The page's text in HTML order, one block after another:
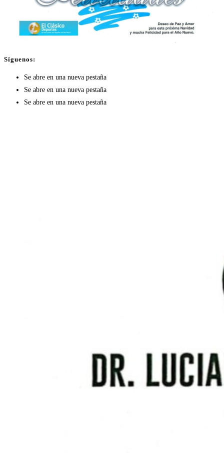
Síguenos:
Se abre en una nueva pestaña
Se abre en una nueva pestaña
Se abre en una nueva pestaña